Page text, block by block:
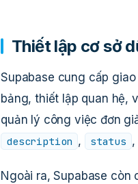
Thiết lập cơ sở
Supabase cung cấp
bảng, thiết lập quan hệ,
quản lý công việc đơn
description , status ,
Ngoài ra, Supabase còn